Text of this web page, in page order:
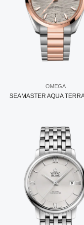
OMEGA
SEAMASTER AQUA